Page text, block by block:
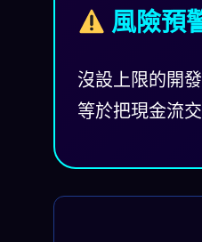
風險預
沒設上限的開
等於把現金流